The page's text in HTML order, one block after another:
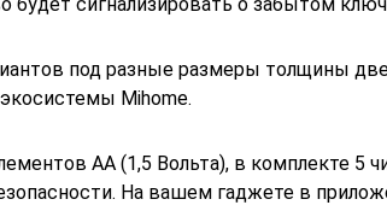
под разные размеры толщины
Mihome.
АА (1,5 Вольта), в комплекте 5
На вашем гаджете в